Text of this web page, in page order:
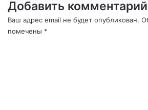
Добавить комментарий
Ваш адрес email не будет опубликован.
помечены *